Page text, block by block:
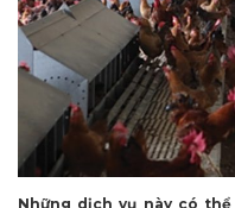
Những dịch vụ này có thể